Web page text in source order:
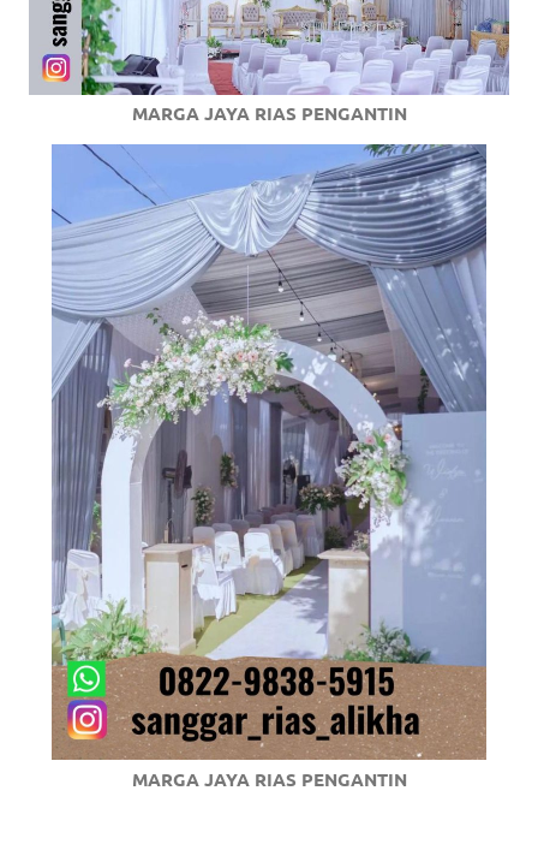
MARGA JAYA RIAS PENGANTIN
MARGA JAYA RIAS PENGANTIN